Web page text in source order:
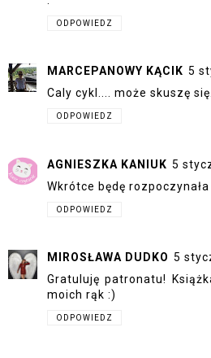
ODPOWIEDZ
MARCEPANOWY KĄCIK 5
Caly cykl.... może skuszę się.
ODPOWIEDZ
AGNIESZKA KANIUK 5
Wkrótce będę
ODPOWIEDZ
MIROSŁAWA DUDKO 5
Gratuluję patronatu!
moich rąk :)
ODPOWIEDZ